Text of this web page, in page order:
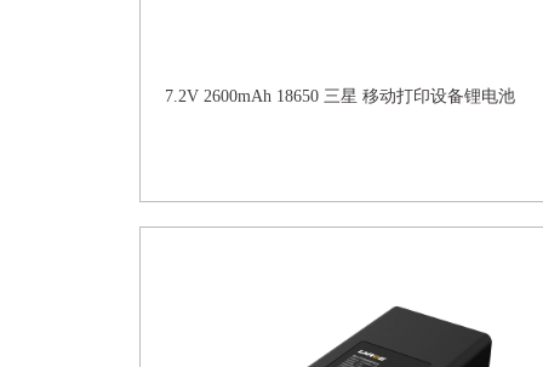
7.2V 2600mAh 18650 三星 移动打印设备锂电池